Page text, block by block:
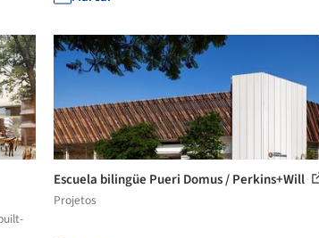
Escuela bilingüe Pueri Domus / Perkins+Will
Projetos